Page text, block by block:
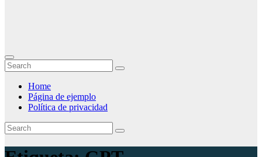
Home
Página de ejemplo
Política de privacidad